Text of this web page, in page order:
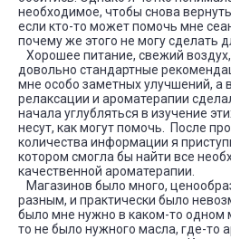
необходимое, чтобы снова
если кто-то может помочь мне
почему же этого не могу сделать
Хорошее питание, свежий
довольно стандартные
мне особо заметных улучшений, а
релаксации и ароматерапии
начала углубляться в изучение
несут, как могут помочь. После
количества информации я
котором смогла бы найти все
качественной ароматерапии.
Магазинов было много,
разным, и практически было
было мне нужно в каком-то одном
то не было нужного масла, где-то